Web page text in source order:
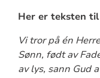
Her er teksten
Vi tror på én
Sønn, født av
av lys, sann Gud